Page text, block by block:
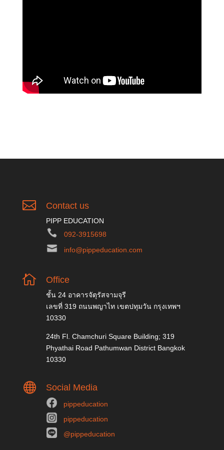
 Contact us
PIPP EDUCATION
092-3915698
info@pippeducation.com
 Office
ชั้น 24 อาคารจัตุรัสจามจุรี
เลขที่ 319 ถนนพญาไท เขตปทุมวัน กรุงเทพฯ
10330
24th Fl. Chamchuri Square Building; 319
Phyathai Road Pathumwan District Bangkok
10330
 Social Media
pippeducation
pippeducation
@pippeducation